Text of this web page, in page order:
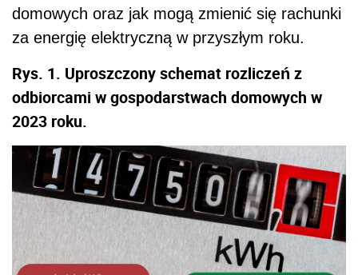
domowych oraz jak mogą zmienić się rachunki
za energię elektryczną w przyszłym roku.
Rys. 1. Uproszczony schemat rozliczeń z
odbiorcami w gospodarstwach domowych w
2023 roku.